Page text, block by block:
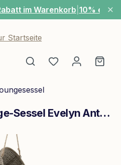
im Warenkorb 10% extra
Du hast 0
Sika Design Lounge-Sessel Evelyn Antik Grau